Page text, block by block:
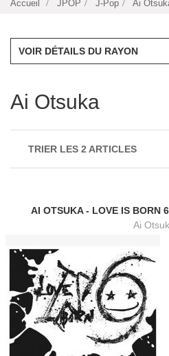
Accueil JPOP J-Pop Ai
VOIR DÉTAILS DU RAYON
Ai Otsuka
TRIER LES 2 ARTICLES
AI OTSUKA - LOVE IS BORN
Ai